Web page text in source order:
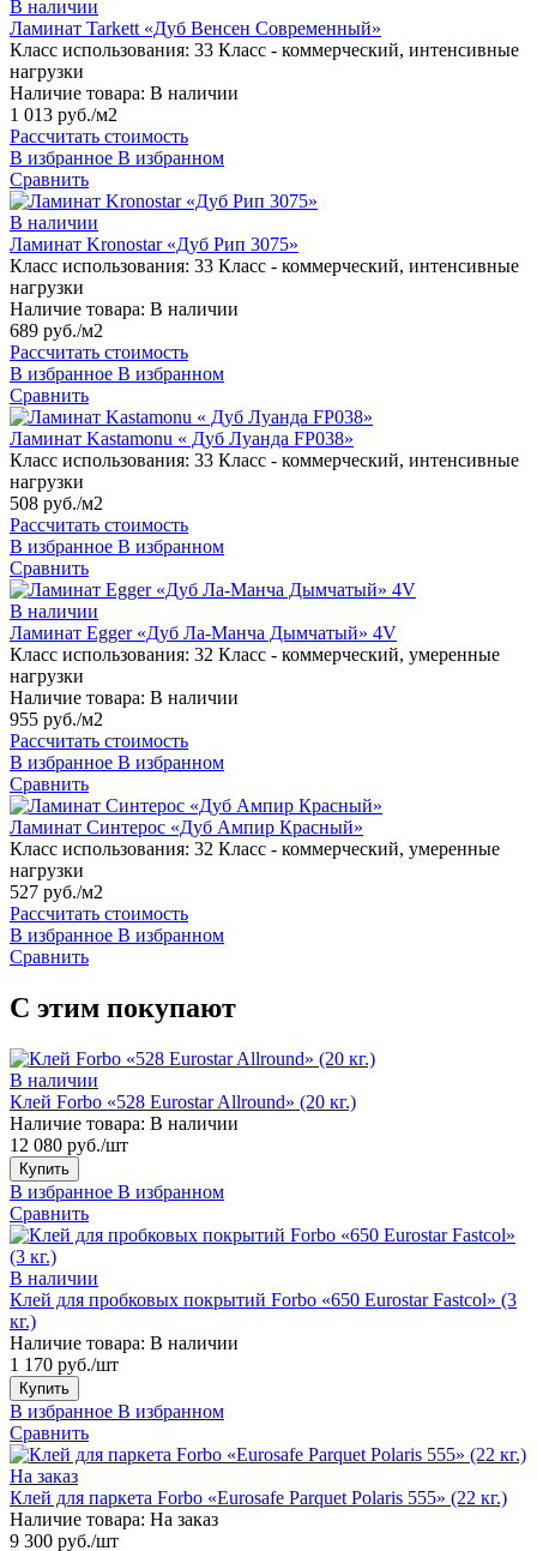
В наличии
Ламинат Tarkett «Дуб Венсен Современный»
Класс использования: 33 Класс - коммерческий, интенсивные
нагрузки
Наличие товара: В наличии
1 013 руб./м2
Рассчитать стоимость
В избранное В избранном
Сравнить
В наличии
Ламинат Kronostar «Дуб Рип 3075»
Класс использования: 33 Класс - коммерческий, интенсивные
нагрузки
Наличие товара: В наличии
689 руб./м2
Рассчитать стоимость
В избранное В избранном
Сравнить
Ламинат Kastamonu « Дуб Луанда FP038»
Класс использования: 33 Класс - коммерческий, интенсивные
нагрузки
508 руб./м2
Рассчитать стоимость
В избранное В избранном
Сравнить
В наличии
Ламинат Egger «Дуб Ла-Манча Дымчатый» 4V
Класс использования: 32 Класс - коммерческий, умеренные
нагрузки
Наличие товара: В наличии
955 руб./м2
Рассчитать стоимость
В избранное В избранном
Сравнить
Ламинат Синтерос «Дуб Ампир Красный»
Класс использования: 32 Класс - коммерческий, умеренные
нагрузки
527 руб./м2
Рассчитать стоимость
В избранное В избранном
Сравнить
С этим покупают
В наличии
Клей Forbo «528 Eurostar Allround» (20 кг.)
Наличие товара: В наличии
12 080 руб./шт
Купить
В избранное В избранном
Сравнить
В наличии
Клей для пробковых покрытий Forbo «650 Eurostar Fastcol» (3
кг.)
Наличие товара: В наличии
1 170 руб./шт
Купить
В избранное В избранном
Сравнить
На заказ
Клей для паркета Forbo «Eurosafe Parquet Polaris 555» (22 кг.)
Наличие товара: На заказ
9 300 руб./шт